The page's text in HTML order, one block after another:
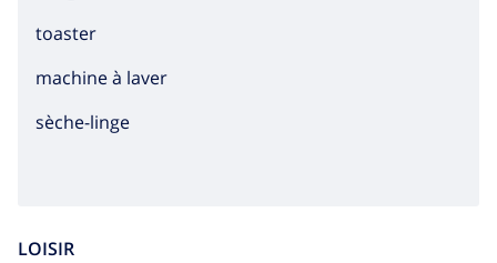
toaster
machine à laver
sèche-linge
LOISIR